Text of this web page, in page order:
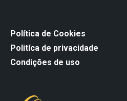
Política de Cookies
Politíca de privacidade
Condições de uso